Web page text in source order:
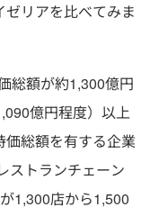
リアを比べてみま
総額が約1,300億円
億円程度）以上
価総額を有する企業
ストランチェーン
1,300店から1,500